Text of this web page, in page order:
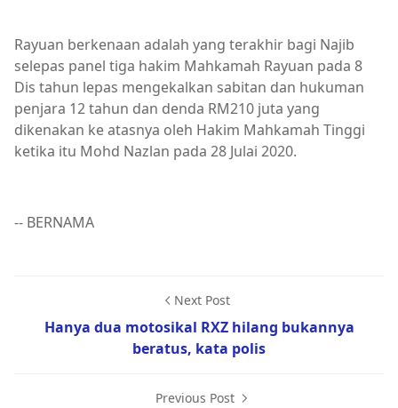
Rayuan berkenaan adalah yang terakhir bagi Najib
selepas panel tiga hakim Mahkamah Rayuan pada 8
Dis tahun lepas mengekalkan sabitan dan hukuman
penjara 12 tahun dan denda RM210 juta yang
dikenakan ke atasnya oleh Hakim Mahkamah Tinggi
ketika itu Mohd Nazlan pada 28 Julai 2020.
-- BERNAMA
Next Post
Hanya dua motosikal RXZ hilang bukannya
beratus, kata polis
Previous Post